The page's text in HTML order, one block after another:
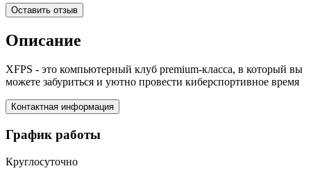
Оставить отзыв
Описание
XFPS - это компьютерный клуб premium-класса, в который вы
можете забуриться и уютно провести киберспортивное время
Контактная информация
График работы
Круглосуточно